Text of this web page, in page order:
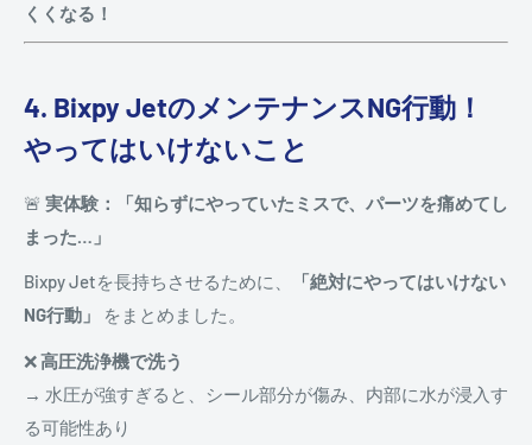
くくなる！
4. Bixpy JetのメンテナンスNG行動！
やってはいけないこと
🚨 実体験：「知らずにやっていたミスで、パーツを痛めてし
まった…」
Bixpy Jetを長持ちさせるために、
「絶対にやってはいけない
NG行動」
をまとめました。
❌高圧洗浄機で洗う
→ 水圧が強すぎると、シール部分が傷み、内部に水が浸入す
る可能性あり